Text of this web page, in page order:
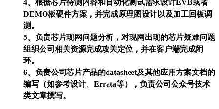
4、根据芯片待测内容和自动化测试需求设计EVB或者
DEMO板硬件方案，并完成原理图设计以及加工回板调
测。
5、负责芯片现网问题分析，对现网出现的芯片疑难问题
组织公司相关资源完成攻关定位，并在客户端完成闭
环。
6、负责公司芯片产品的datasheet及其他应用方案文档的
编写（如参考设计、Errata等），负责公司公众号技术
类文章撰写。